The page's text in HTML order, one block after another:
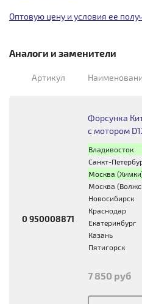
Оптовую цену и условия ее
Аналоги и заменители
Артикул
0 950008871
Форсунка
с мотором
Владивосток
Санкт-
Москва
Москва
Новосибирск
Краснодар
Екатеринбург
Казань
Пятигорск
7 850 руб